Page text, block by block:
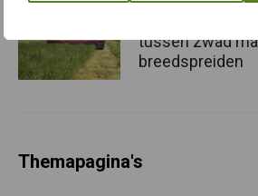
tussen zwad
breedspreiden
Themapagina's